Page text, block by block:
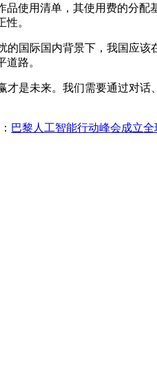
使用清单，其使用费的分
。
际国内背景下，我国应该
路。
未来。我们需要通过对话
巴黎人工智能行动峰会成立